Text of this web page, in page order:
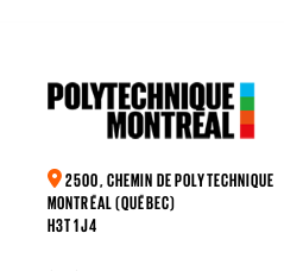
2500, CHEMIN DE POLYTECHNIQUE
MONTRÉAL (QUÉBEC)
H3T 1J4